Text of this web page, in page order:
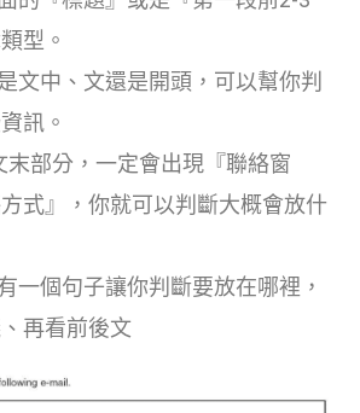
型。
文中、文還是開頭，可以幫你判
訊。
末部分，一定會出現『聯絡窗
式』，你就可以判斷大概會放什
一個句子讓你判斷要放在哪裡，
再看前後文